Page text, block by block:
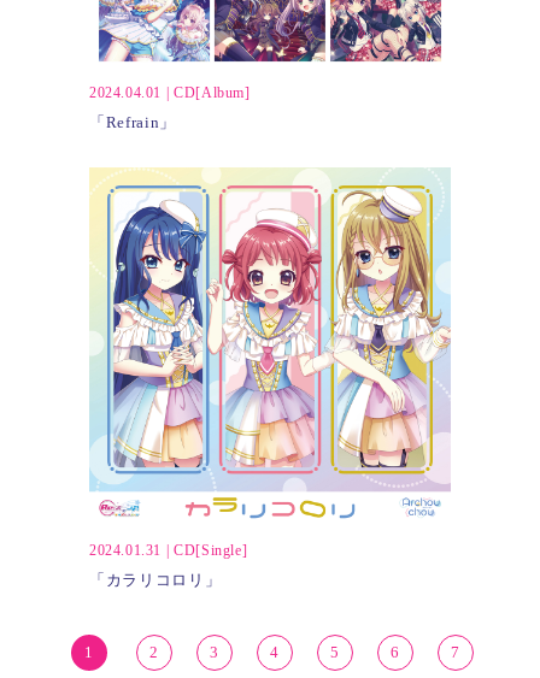
2024.04.01 CD[Album]
「Refrain」
2024.01.31 CD[Single]
「カラリコロリ」
1 2 3 4 5 6 7